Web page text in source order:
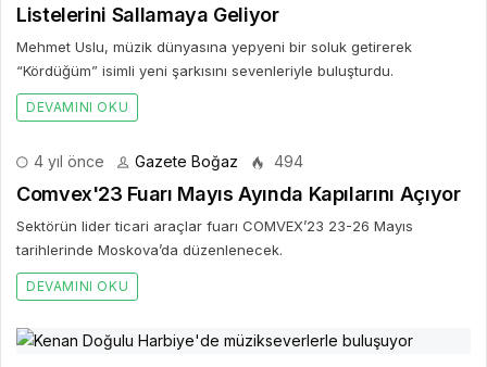
Listelerini Sallamaya Geliyor
Mehmet Uslu, müzik dünyasına yepyeni bir soluk getirerek
“Kördüğüm” isimli yeni şarkısını sevenleriyle buluşturdu.
DEVAMINI OKU
4 yıl önce Gazete Boğaz 494
Comvex'23 Fuarı Mayıs Ayında Kapılarını Açıyor
Sektörün lider ticari araçlar fuarı COMVEX’23 23-26 Mayıs
tarihlerinde Moskova’da düzenlenecek.
DEVAMINI OKU